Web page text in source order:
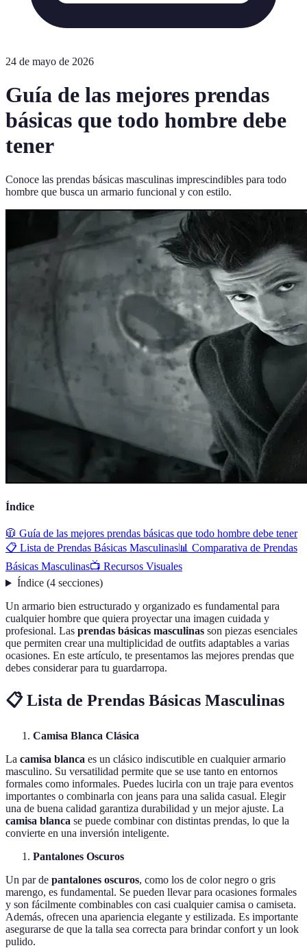
24 de mayo de 2026
Guía de las mejores prendas
básicas que todo hombre debe
tener
Conoce las prendas básicas masculinas imprescindibles para todo
hombre que busca un armario funcional y con estilo.
Índice
🧥 Guía de las mejores prendas básicas que todo hombre debe tener
📋 Lista de Prendas Básicas Masculinas📊 Comparativa de Prendas
Básicas Masculinas📺 Recursos Visuales
Índice(4 secciones)
Un armario bien estructurado y organizado es fundamental para
cualquier hombre que quiera proyectar una imagen cuidada y
profesional. Las prendas básicas masculinas son piezas esenciales
que permiten crear una multiplicidad de outfits adaptables a varias
ocasiones. En este artículo, te presentamos las mejores prendas que
debes considerar para tu guardarropa.
📋 Lista de Prendas Básicas Masculinas
Camisa Blanca Clásica
La camisa blanca es un clásico indiscutible en cualquier armario
masculino. Su versatilidad permite que se use tanto en entornos
formales como informales. Puedes lucirla con un traje para eventos
importantes o combinarla con jeans para una salida casual. Elegir
una de buena calidad garantiza durabilidad y un mejor ajuste. La
camisa blanca se puede combinar con distintas prendas, lo que la
convierte en una inversión inteligente.
Pantalones Oscuros
Un par de pantalones oscuros, como los de color negro o gris
marengo, es fundamental. Se pueden llevar para ocasiones formales
y son fácilmente combinables con casi cualquier camisa o camiseta.
Además, ofrecen una apariencia elegante y estilizada. Es importante
asegurarse de que la talla sea correcta para brindar confort y un look
pulido.